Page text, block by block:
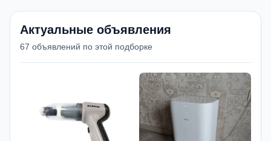
Актуальные объявления
67 объявлений по этой подборке